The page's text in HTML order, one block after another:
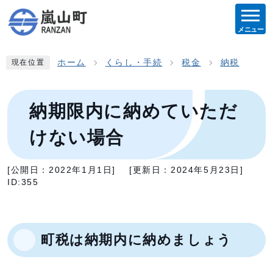
メニュー
現在位置 ホーム くらし・手続 税金 納税
納期限内に納めていただ
けない場合
[公開日： 2022年1月1日] [更新日：2024年5月23日]
ID:355
町税は納期内に納めましょう